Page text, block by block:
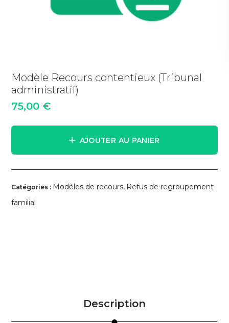
Modèle Recours contentieux (Tribunal
administratif)
75,00 €
AJOUTER AU PANIER
Catégories : Modèles de recours, Refus de regroupement
familial
Description